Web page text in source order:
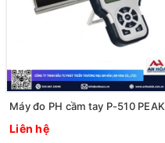
Máy đo PH cầm tay P-510 PEAK
Liên hệ